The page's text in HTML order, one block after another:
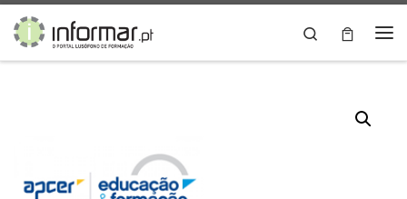
Skip to content
Search